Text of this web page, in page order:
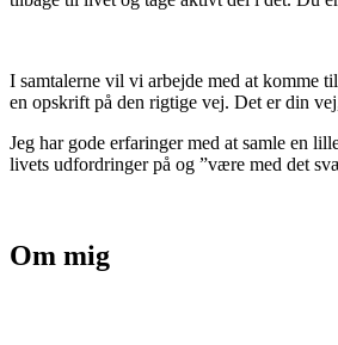
I samtalerne vil vi arbejde med at komme
en opskrift på den rigtige vej. Det er din
Jeg har gode erfaringer med at samle en
livets udfordringer på og ”være med det
Om mig